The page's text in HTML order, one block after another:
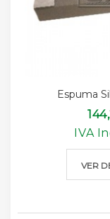
Espuma
IVA
VER